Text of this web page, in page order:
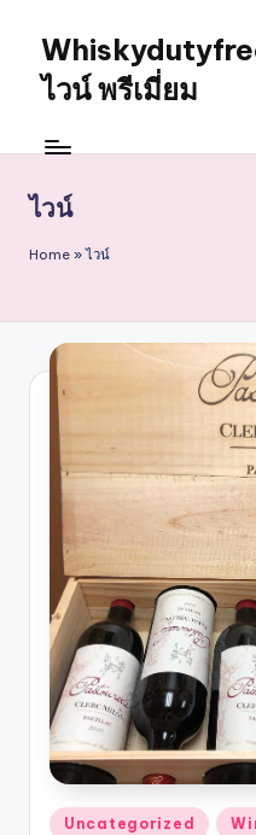
contentไวน์ พรีเมี่ยม
สุรา
นอก
ไวน์
เมี่
ยม
alcoholdrinkstore
กา
รัน
ของ
ประกัน
สินค้า
จัด
ส่ง
ถึง
หน้า
บ้าน
2024
ไวน์
Home »ไวน์
Posted
Uncategorized